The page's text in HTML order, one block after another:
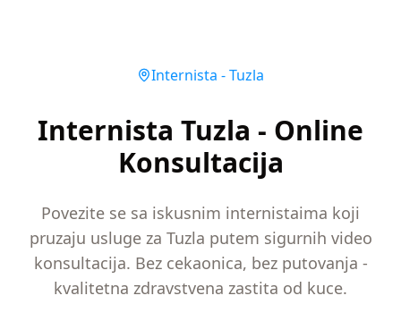
Internista -Tuzla
Internista Tuzla - Online
Konsultacija
Povezite se sa iskusnim internistaima koji
pruzaju usluge za Tuzla putem sigurnih video
konsultacija. Bez cekaonica, bez putovanja -
kvalitetna zdravstvena zastita od kuce.